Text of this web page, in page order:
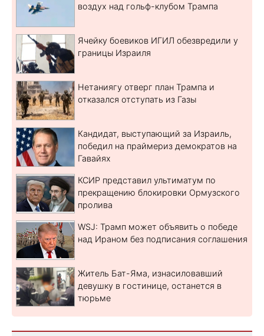
воздух над гольф-клубом Трампа
Ячейку боевиков ИГИЛ обезвредили у
границы Израиля
Нетаниягу отверг план Трампа и
отказался отступать из Газы
Кандидат, выступающий за Израиль,
победил на праймериз демократов на
Гавайях
КСИР представил ультиматум по
прекращению блокировки Ормузского
пролива
WSJ: Трамп может объявить о победе
над Ираном без подписания соглашения
Житель Бат-Яма, изнасиловавший
девушку в гостинице, останется в
тюрьме